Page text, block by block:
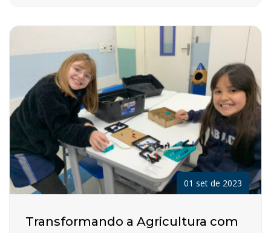
01 set de 2023
Transformando a Agricultura com